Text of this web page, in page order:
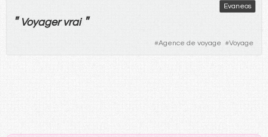
Evaneos
" Voyager vrai "
#Agence de voyage #Voyage